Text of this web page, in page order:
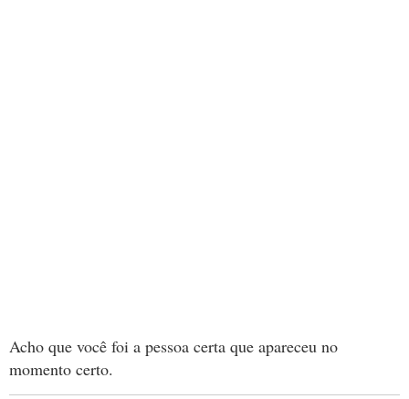
Acho que você foi a pessoa certa que apareceu no
momento certo.